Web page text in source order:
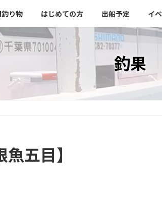
り物 はじめての方 出船予定 イ
釣果
五目】